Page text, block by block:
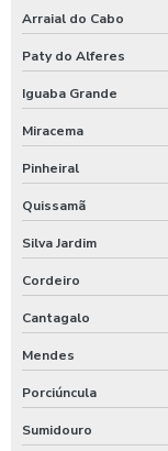
Lava ônibus
Lava rápido self
Lavador de ônibus
Lavadora de alta
Lavadora de alta
Lavadora de alta
Lavadora automática
Lavadora automática
Lavadora profissional
Arraial do Cabo
Paty do Alferes
Iguaba Grande
Miracema
Pinheiral
Quissamã
Silva Jardim
Cordeiro
Cantagalo
Mendes
Porciúncula
Sumidouro